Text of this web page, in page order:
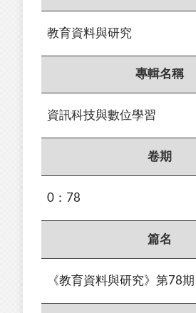
教育資料與研究
專輯名稱
資訊科技與數位學習
卷期
0：78
篇名
《教育資料與研究》第78期